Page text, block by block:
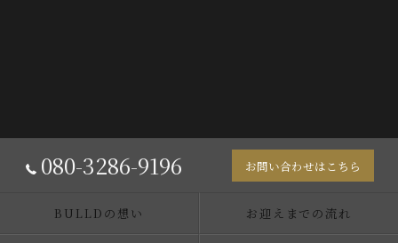
080-3286-9196 お問い合わせはこちら
BULLDの想い お迎えまでの流れ